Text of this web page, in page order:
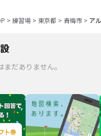
> 練習場 > 東京都 > 青梅市 > ア
だありません。